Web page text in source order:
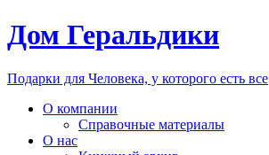
Дом Геральдики
Подарки для Человека, у которого есть все
О компании
Справочные материалы
О нас